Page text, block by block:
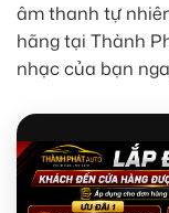
âm thanh tự
hãng tại Thành
nhạc của bạn